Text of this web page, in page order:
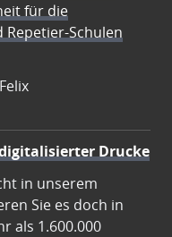
für die
Repetier-Schulen
Drucke
in unserem
Sie es doch in
als 1.600.000